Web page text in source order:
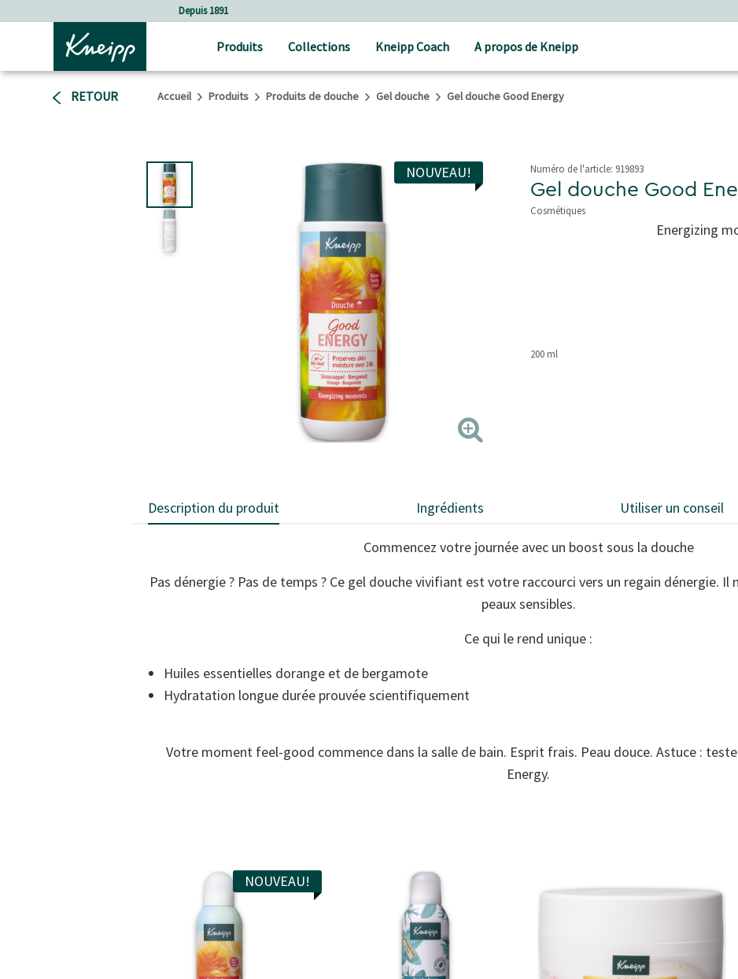
Sauter au contenu du pied de pageDepuis 1891
Produits Collections Kneipp Coach A propos de Kneipp
RETOUR Accueil Produits Produits de douche Gel douche Gel douche Good Energy
NOUVEAU! Numéro de l'article: 919893
Gel douche Good
Cosmétiques
Energizing
200 ml
Description du produit Ingrédients Utiliser un conseil
Commencez votre journée avec un boost sous la douche
Pas dénergie ? Pas de temps ? Ce gel douche vivifiant est votre raccourci vers un regain dénergie.
peaux sensibles.
Ce qui le rend unique :
Huiles essentielles dorange et de bergamote
Hydratation longue durée prouvée scientifiquement
Votre moment feel-good commence dans la salle de bain. Esprit frais. Peau douce. Astuce :
Energy.
NOUVEAU!